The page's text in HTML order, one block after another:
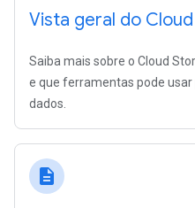
Vista geral do
Saiba mais sobre o Cloud
e que ferramentas pode
dados.
description